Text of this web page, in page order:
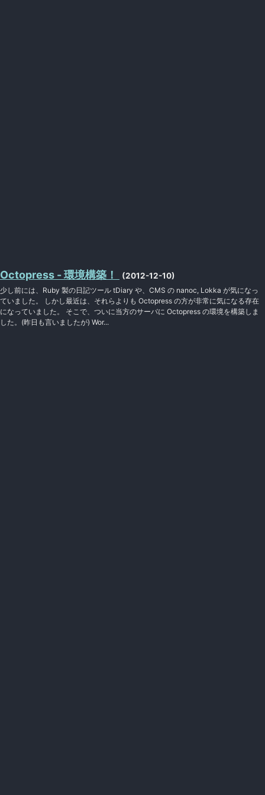
Octopress - 環境構築！ (2012-12-10)
少し前には、Ruby 製の日記ツール tDiary や、CMS の nanoc, Lokka が気になっ
ていました。 しかし最近は、それらよりも Octopress の方が非常に気になる存在
になっていました。 そこで、ついに当方のサーバに Octopress の環境を構築しま
した。(昨日も言いましたが) Wor...